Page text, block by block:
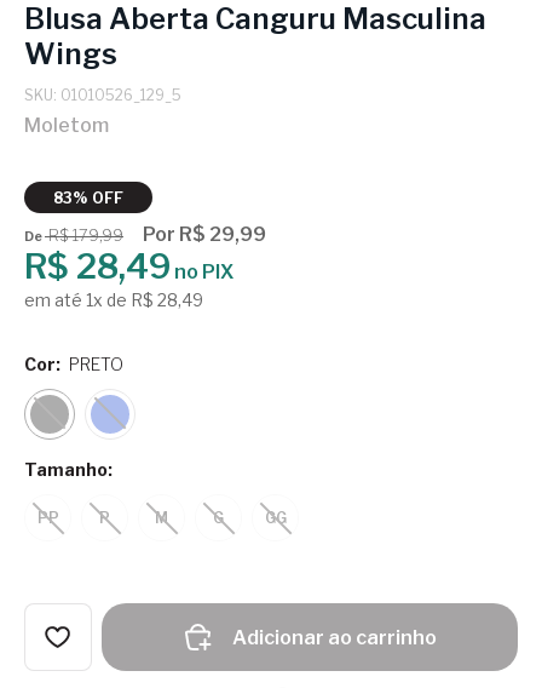
Blusa Aberta Canguru Masculina
Wings
SKU: 01010526_129_5
Moletom
83% OFF
DeR$ 179,99 Por R$ 29,99
R$ 28,49 no PIX
em até 1x de R$ 28,49
Tamanho:
PP P M G GG
Cor: PRETO
Adicionar ao carrinho